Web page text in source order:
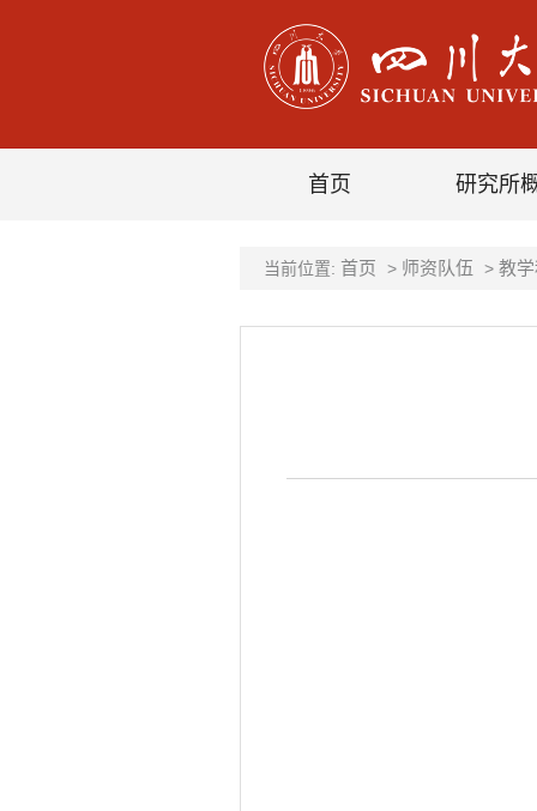
首页 研究所
当前位置: 首页 > 师资队伍 > 教